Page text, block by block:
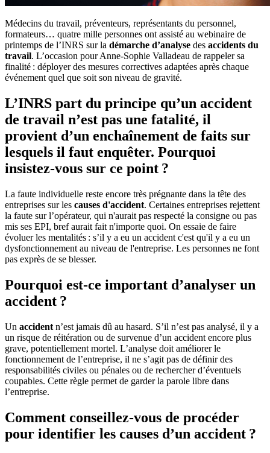
Médecins du travail, préventeurs, représentants du personnel,
formateurs… quatre mille personnes ont assisté au webinaire de
printemps de l’INRS sur la démarche d’analyse des accidents du
travail. L’occasion pour Anne-Sophie Valladeau de rappeler sa
finalité : déployer des mesures correctives adaptées après chaque
événement quel que soit son niveau de gravité.
L’INRS part du principe qu’un accident
de travail n’est pas une fatalité, il
provient d’un enchaînement de faits sur
lesquels il faut enquêter. Pourquoi
insistez-vous sur ce point ?
La faute individuelle reste encore très prégnante dans la tête des
entreprises sur les causes d'accident. Certaines entreprises rejettent
la faute sur l’opérateur, qui n'aurait pas respecté la consigne ou pas
mis ses EPI, bref aurait fait n'importe quoi. On essaie de faire
évoluer les mentalités : s’il y a eu un accident c'est qu'il y a eu un
dysfonctionnement au niveau de l'entreprise. Les personnes ne font
pas exprès de se blesser.
Pourquoi est-ce important d’analyser un
accident ?
Un accident n’est jamais dû au hasard. S’il n’est pas analysé, il y a
un risque de réitération ou de survenue d’un accident encore plus
grave, potentiellement mortel. L’analyse doit améliorer le
fonctionnement de l’entreprise, il ne s’agit pas de définir des
responsabilités civiles ou pénales ou de rechercher d’éventuels
coupables. Cette règle permet de garder la parole libre dans
l’entreprise.
Comment conseillez-vous de procéder
pour identifier les causes d’un accident ?